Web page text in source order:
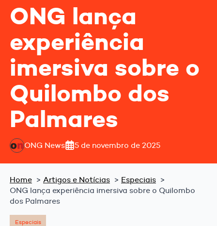
ONG lança
experiência
imersiva sobre o
Quilombo dos
Palmares
ONG News 5 de novembro de 2025
Home Artigos e Notícias
Especiais
ONG lança experiência imersiva sobre o Quilombo
dos Palmares
Especiais